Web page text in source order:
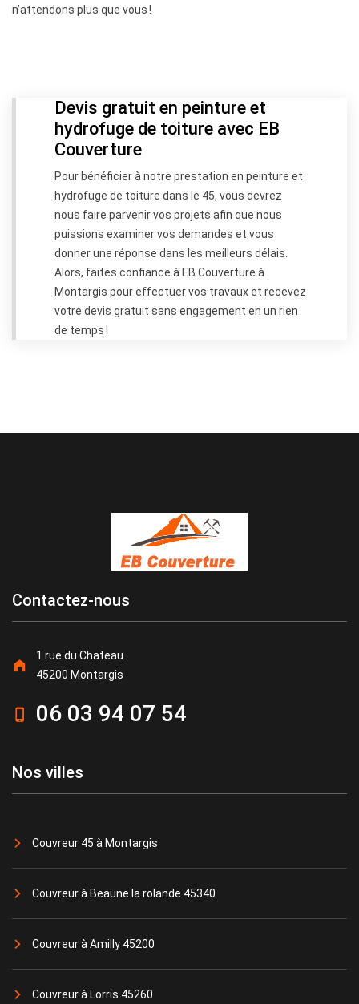
n’attendons plus que vous !
Devis gratuit en peinture et
hydrofuge de toiture avec EB
Couverture
Pour bénéficier à notre prestation en peinture et
hydrofuge de toiture dans le 45, vous devrez
nous faire parvenir vos projets afin que nous
puissions examiner vos demandes et vous
donner une réponse dans les meilleurs délais.
Alors, faites confiance à EB Couverture à
Montargis pour effectuer vos travaux et recevez
votre devis gratuit sans engagement en un rien
de temps !
Contactez-nous
1 rue du Chateau
45200 Montargis
06 03 94 07 54
Nos villes
Couvreur 45 à Montargis
Couvreur à Beaune la rolande 45340
Couvreur à Amilly 45200
Couvreur à Lorris 45260